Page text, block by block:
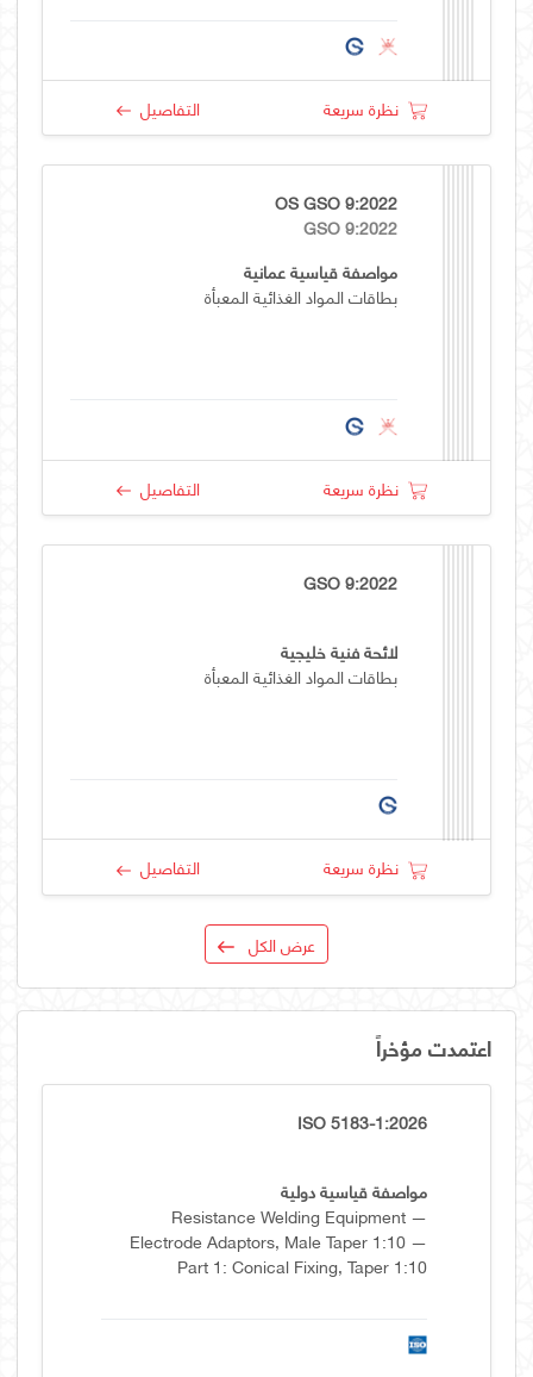
نظرة سريعة التفاصيل
OS GSO 9:2022
GSO 9:2022
مواصفة قياسية عمانية
بطاقات المواد الغذائية المعبأة
نظرة سريعة التفاصيل
GSO 9:2022
لائحة فنية خليجية
بطاقات المواد الغذائية المعبأة
نظرة سريعة التفاصيل
عرض الكل
اعتمدت مؤخراً
ISO 5183-1:2026
مواصفة قياسية دولية
Resistance Welding Equipment —
Electrode Adaptors, Male Taper 1:10 —
Part 1: Conical Fixing, Taper 1:10